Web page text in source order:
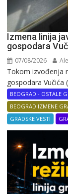
Izmena linija
gospodara
07/08/2026
Tokom izvođenja
gospodara Vučića
BEOGRAD - OSTALE
BEOGRAD IZMENE
GRADSKE VESTI